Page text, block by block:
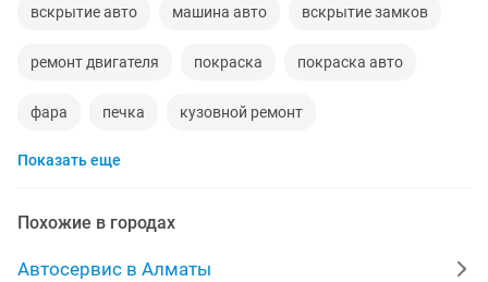
вскрытие авто машина авто вскрытие замков
ремонт двигателя покраска покраска авто
фара печка кузовной ремонт
заправка кондиционеров
пассажирские перевозки
Показать еще
Похожие в городах
Автосервис в Алматы